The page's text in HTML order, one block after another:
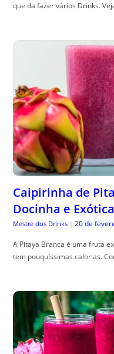
que da fazer vários Drinks.
Caipirinha de
Docinha e
Mestre dos Drinks | 20 de
A Pitaya Branca é uma fruta
tem pouquíssimas calorias.